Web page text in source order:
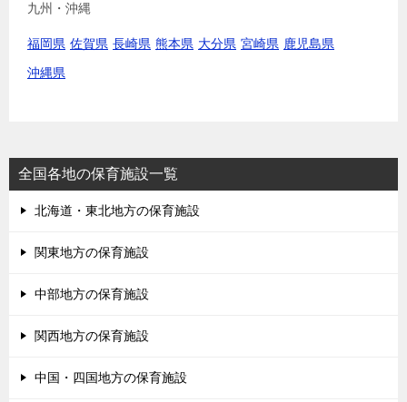
九州・沖縄
福岡県 佐賀県 長崎県 熊本県 大分県 宮崎県 鹿児島県
沖縄県
全国各地の保育施設一覧
北海道・東北地方の保育施設
関東地方の保育施設
中部地方の保育施設
関西地方の保育施設
中国・四国地方の保育施設